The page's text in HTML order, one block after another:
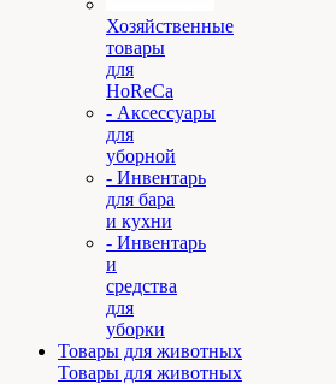
Хозяйственные
товары
для
HoReCa
- Аксессуары
для
уборной
- Инвентарь
для бара
и кухни
- Инвентарь
и
средства
для
уборки
Товары для животных
Товары для животных